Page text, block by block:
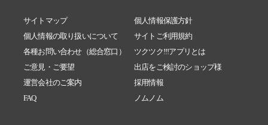
サイトマップ
個人情報保護方針
個人情報の取り扱いについて
サイトご利用規約
各種お問い合わせ（総合窓口）
ツクツク!!!アプリとは
ご意見・ご要望
出店をご検討のショップ様
運営会社のご案内
採用情報
FAQ
ノムノム